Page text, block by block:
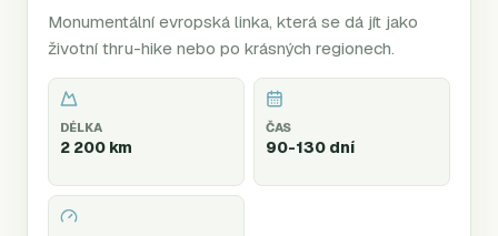
Monumentální evropská linka, která se dá jít jako
životní thru-hike nebo po krásných regionech.
DÉLKA
2 200 km
ČAS
90-130 dní